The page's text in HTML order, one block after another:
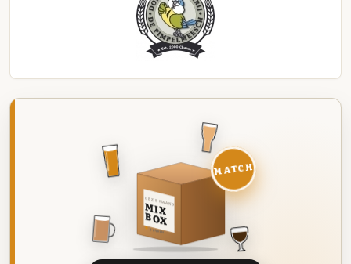
DEZE MAAND
MIX
BOX
8 BIEREN
MATCH